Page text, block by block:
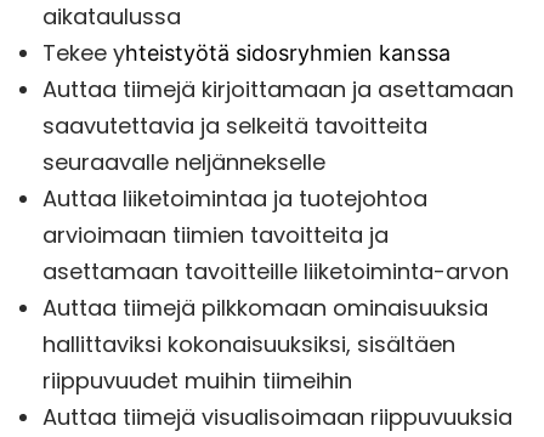
aikataulussa
Tekee yhteistyötä sidosryhmien kanssa
Auttaa tiimejä kirjoittamaan ja asettamaan
saavutettavia ja selkeitä tavoitteita
seuraavalle neljännekselle
Auttaa liiketoimintaa ja tuotejohtoa
arvioimaan tiimien tavoitteita ja
asettamaan tavoitteille liiketoiminta-arvon
Auttaa tiimejä pilkkomaan ominaisuuksia
hallittaviksi kokonaisuuksiksi, sisältäen
riippuvuudet muihin tiimeihin
Auttaa tiimejä visualisoimaan riippuvuuksia